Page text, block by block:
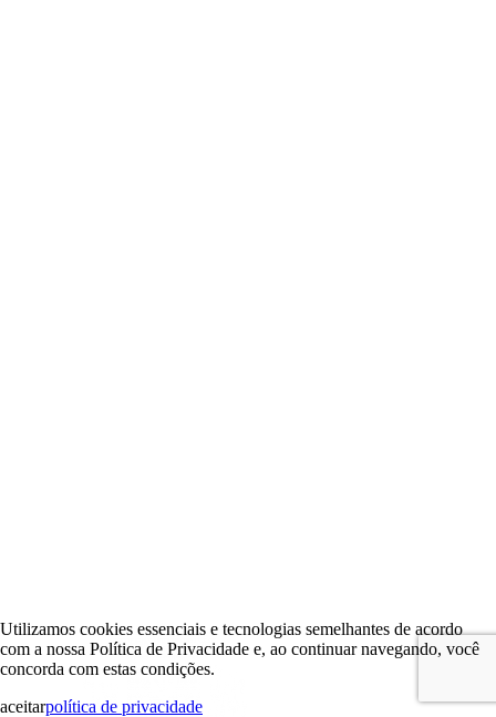
Utilizamos cookies essenciais e tecnologias semelhantes de acordo
com a nossa Política de Privacidade e, ao continuar navegando, você
concorda com estas condições.
aceitarpolítica de privacidade